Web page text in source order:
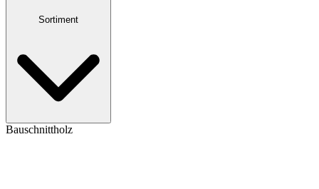
Sortiment
Bauschnittholz